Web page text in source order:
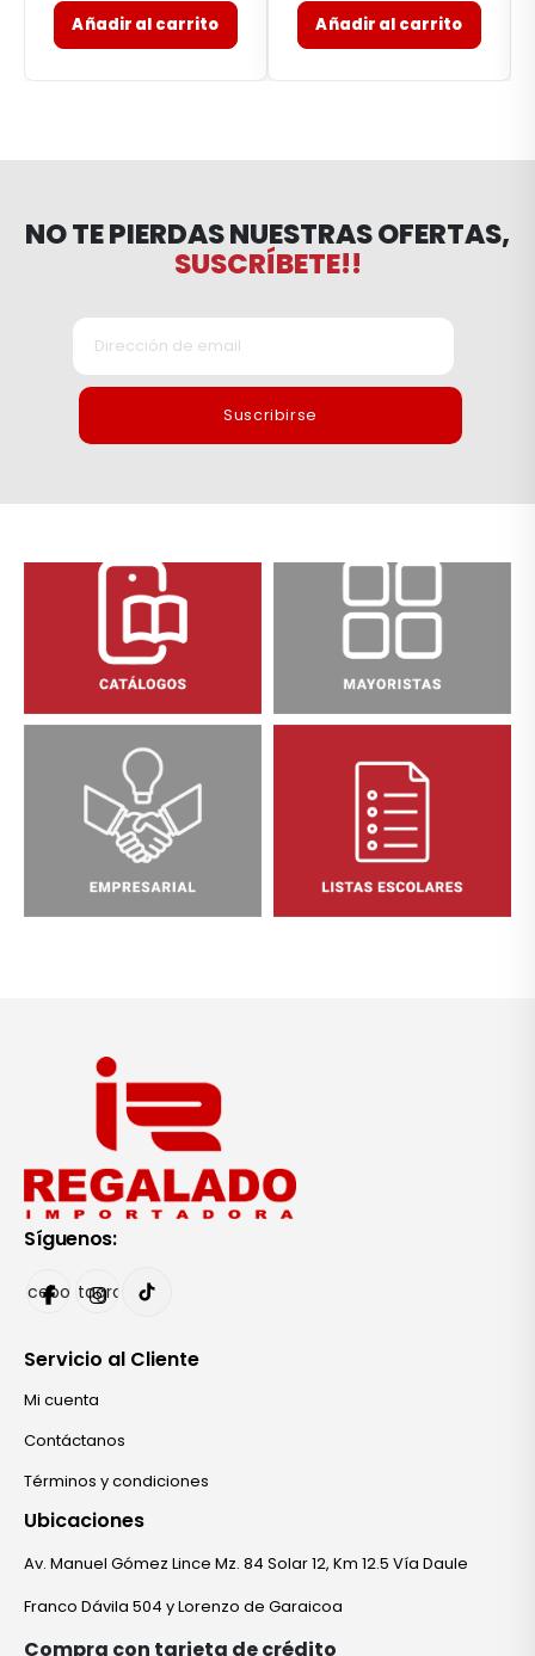
Añadir al carrito Añadir al carrito
NO TE PIERDAS NUESTRAS OFERTAS,
SUSCRÍBETE!!
Suscribirse
Síguenos:
FacebookInstagram
Servicio al Cliente
Mi cuenta
Contáctanos
Términos y condiciones
Ubicaciones
Av. Manuel Gómez Lince Mz. 84 Solar 12, Km 12.5 Vía Daule
Franco Dávila 504 y Lorenzo de Garaicoa
Compra con tarjeta de crédito